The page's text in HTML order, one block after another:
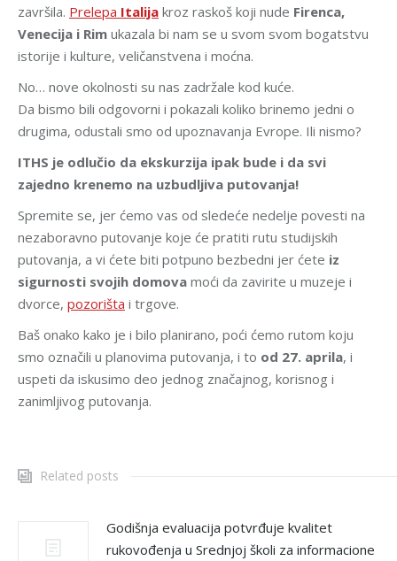
završila. Prelepa Italija kroz raskoš koji nude Firenca,
Venecija i Rim ukazala bi nam se u svom svom bogatstvu
istorije i kulture, veličanstvena i moćna.
No… nove okolnosti su nas zadržale kod kuće.
Da bismo bili odgovorni i pokazali koliko brinemo jedni o
drugima, odustali smo od upoznavanja Evrope. Ili nismo?
ITHS je odlučio da ekskurzija ipak bude i da svi
zajedno krenemo na uzbudljiva putovanja!
Spremite se, jer ćemo vas od sledeće nedelje povesti na
nezaboravno putovanje koje će pratiti rutu studijskih
putovanja, a vi ćete biti potpuno bezbedni jer ćete iz
sigurnosti svojih domova moći da zavirite u muzeje i
dvorce, pozorišta i trgove.
Baš onako kako je i bilo planirano, poći ćemo rutom koju
smo označili u planovima putovanja, i to od 27. aprila, i
uspeti da iskusimo deo jednog značajnog, korisnog i
zanimljivog putovanja.
Related posts
Godišnja evaluacija potvrđuje kvalitet
rukovođenja u Srednjoj školi za informacione